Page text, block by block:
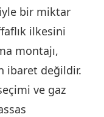
bir miktar
ilkesini
montajı,
ibaret değildir.
ve gaz